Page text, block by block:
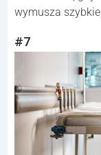
wymusza
#7